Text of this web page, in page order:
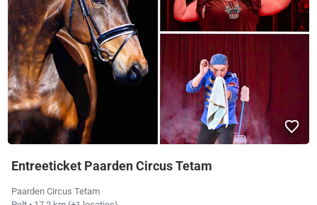
Entreeticket Paarden Circus Tetam
Paarden Circus Tetam